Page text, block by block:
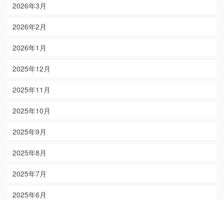
2026年3月
2026年2月
2026年1月
2025年12月
2025年11月
2025年10月
2025年9月
2025年8月
2025年7月
2025年6月